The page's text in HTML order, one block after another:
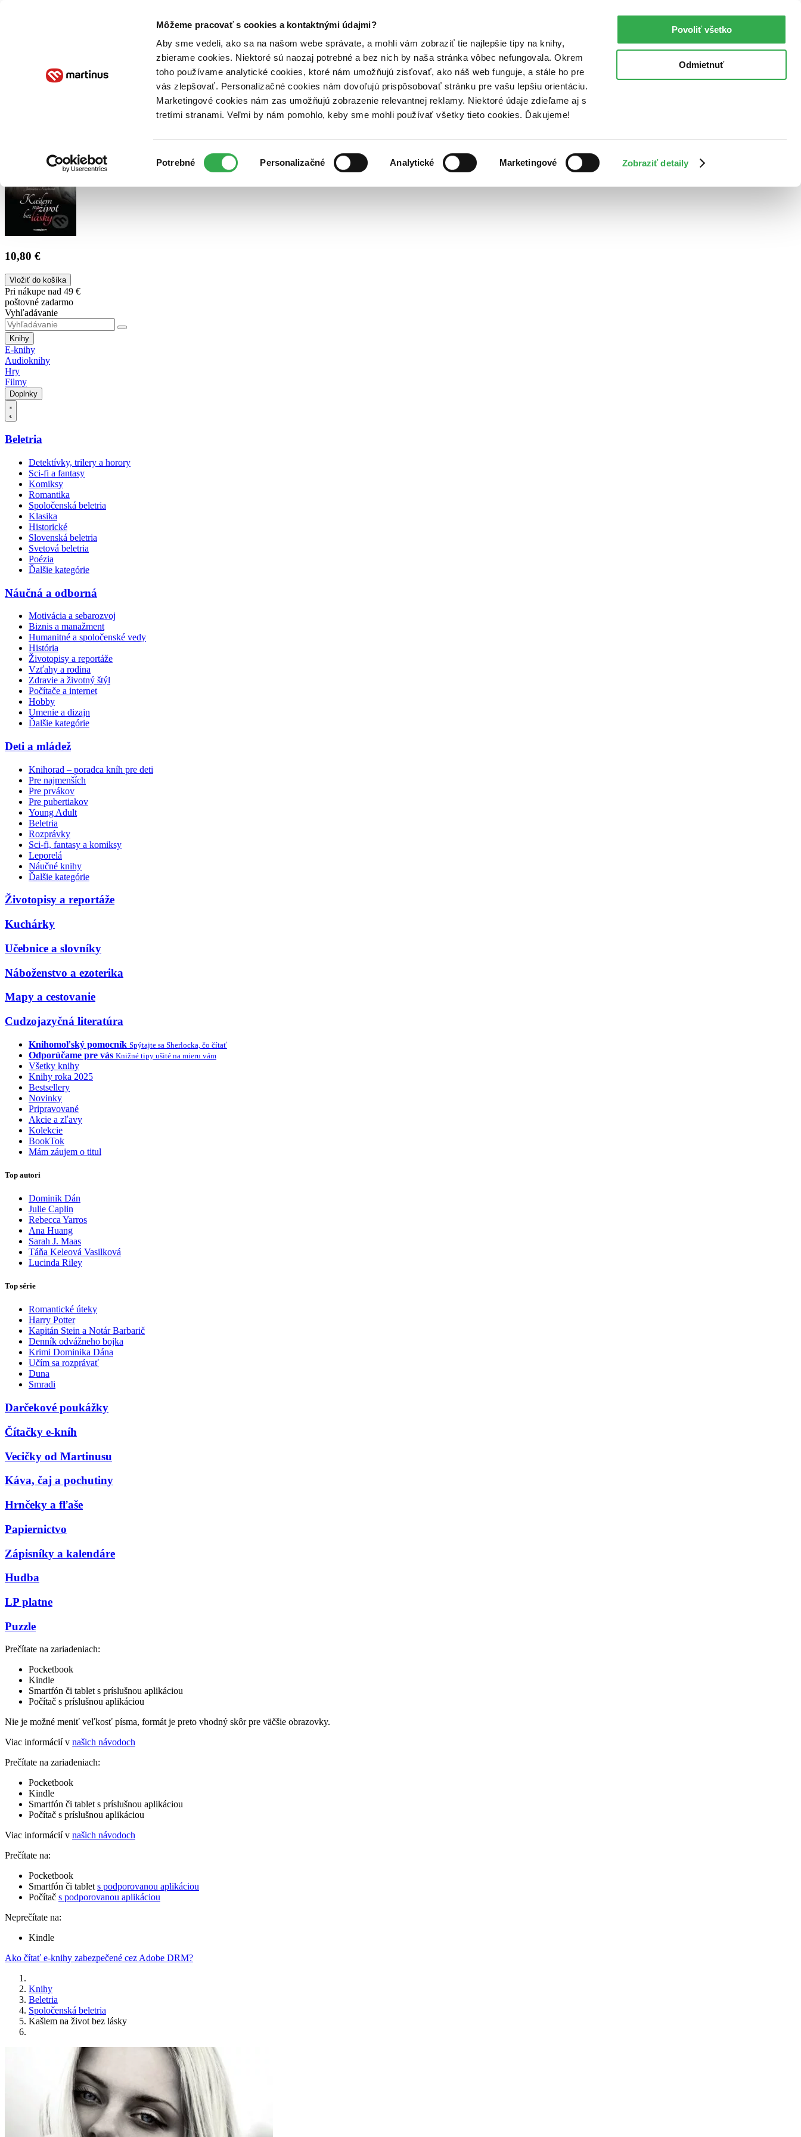
Môžeme pracovať s cookies a kontaktnými údajmi?
Aby sme vedeli, ako sa na našom webe správate, a mohli vám zobraziť tie najlepšie tipy na knihy,
zbierame cookies. Niektoré sú naozaj potrebné a bez nich by naša stránka vôbec nefungovala. Okrem
toho používame analytické cookies, ktoré nám umožňujú zisťovať, ako náš web funguje, a stále ho pre
vás zlepšovať. Personalizačné cookies nám dovoľujú prispôsobovať stránku pre vašu lepšiu orientáciu.
Marketingové cookies nám zas umožňujú zobrazenie relevantnej reklamy. Niektoré údaje zdieľame aj s
tretími stranami. Veľmi by nám pomohlo, keby sme mohli používať všetky tieto cookies. Ďakujeme!
súhlasu
Potrebné Personalizačné Analytické Marketingové Zobraziť detaily
Povoliť všetko
Odmietnuť
Poukážky Kontakt
10,80 €
Vložiť do košíka
Pri nákupe nad 49 €
poštovné zadarmo
Vyhľadávanie
Knihy
E-knihy
Audioknihy
Hry
Filmy
Doplnky
Beletria
Detektívky, trilery a horory
Sci-fi a fantasy
Komiksy
Romantika
Spoločenská beletria
Klasika
Historické
Slovenská beletria
Svetová beletria
Poézia
Ďalšie kategórie
Náučná a odborná
Motivácia a sebarozvoj
Biznis a manažment
Humanitné a spoločenské vedy
História
Životopisy a reportáže
Vzťahy a rodina
Zdravie a životný štýl
Počítače a internet
Hobby
Umenie a dizajn
Ďalšie kategórie
Deti a mládež
Knihorad – poradca kníh pre deti
Pre najmenších
Pre prvákov
Pre pubertiakov
Young Adult
Beletria
Rozprávky
Sci-fi, fantasy a komiksy
Leporelá
Náučné knihy
Ďalšie kategórie
Životopisy a reportáže
Kuchárky
Učebnice a slovníky
Náboženstvo a ezoterika
Mapy a cestovanie
Cudzojazyčná literatúra
Knihomoľský pomocník Spýtajte sa Sherlocka, čo čítať
Odporúčame pre vás Knižné tipy ušité na mieru vám
Všetky knihy
Knihy roka 2025
Bestsellery
Novinky
Pripravované
Akcie a zľavy
Kolekcie
BookTok
Mám záujem o titul
Top autori
Dominik Dán
Julie Caplin
Rebecca Yarros
Ana Huang
Sarah J. Maas
Táňa Keleová Vasilková
Lucinda Riley
Top série
Romantické úteky
Harry Potter
Kapitán Stein a Notár Barbarič
Denník odvážneho bojka
Krimi Dominika Dána
Učím sa rozprávať
Duna
Smradi
Darčekové poukážky
Čítačky e-kníh
Vecičky od Martinusu
Káva, čaj a pochutiny
Hrnčeky a fľaše
Papiernictvo
Zápisníky a kalendáre
Hudba
LP platne
Puzzle
Prečítate na zariadeniach:
Pocketbook
Kindle
Smartfón či tablet s príslušnou aplikáciou
Počítač s príslušnou aplikáciou
Nie je možné meniť veľkosť písma, formát je preto vhodný skôr pre väčšie obrazovky.
Viac informácií v našich návodoch
Prečítate na zariadeniach:
Pocketbook
Kindle
Smartfón či tablet s príslušnou aplikáciou
Počítač s príslušnou aplikáciou
Viac informácií v našich návodoch
Prečítate na:
Pocketbook
Smartfón či tablet s podporovanou aplikáciou
Počítač s podporovanou aplikáciou
Neprečítate na:
Kindle
Ako čítať e-knihy zabezpečené cez Adobe DRM?
Knihy
Beletria
Spoločenská beletria
Kašlem na život bez lásky